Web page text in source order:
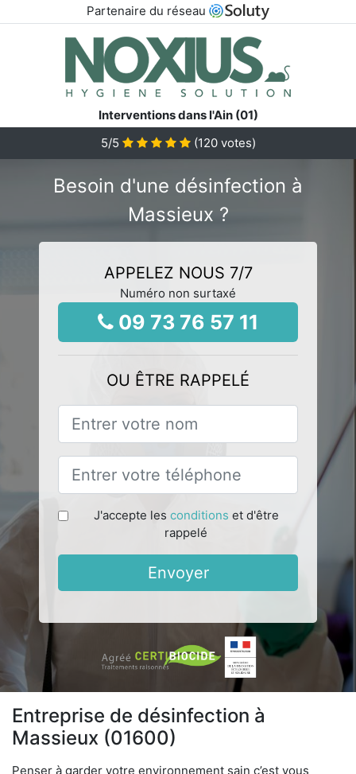
Partenaire du réseau
Interventions dans l'Ain (01)
5/5 (120votes)
Besoin d'une désinfection à
Massieux ?
APPELEZ NOUS 7/7
Numéro non surtaxé
09 73 76 57 11
OU ÊTRE RAPPELÉ
J'accepte les conditions et d'être
rappelé
Envoyer
Entreprise de désinfection à
Massieux (01600)
Penser à garder votre environnement sain c’est vous